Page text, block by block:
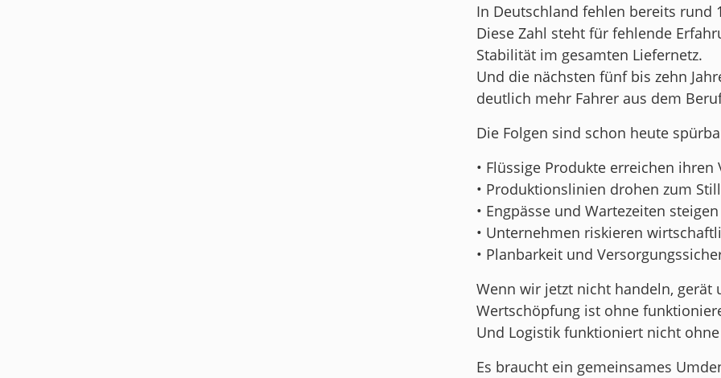
In Deutschland fehlen bereits rund
Diese Zahl steht für fehlende
Stabilität im gesamten Liefernetz.
Und die nächsten fünf bis zehn
deutlich mehr Fahrer aus dem
Die Folgen sind schon heute
• Flüssige Produkte erreichen
• Produktionslinien drohen zum
• Engpässe und Wartezeiten steigen
• Unternehmen riskieren
• Planbarkeit und
Wenn wir jetzt nicht handeln, gerät
Wertschöpfung ist ohne
Und Logistik funktioniert nicht
Es braucht ein gemeinsames